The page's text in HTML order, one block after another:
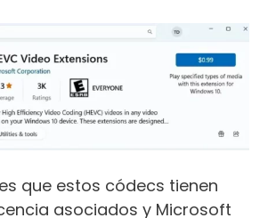
que estos códecs tienen
asociados y Microsoft